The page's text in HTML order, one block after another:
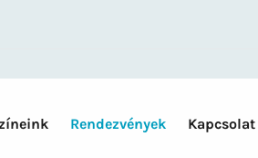
Rendezvények Kapcsolat